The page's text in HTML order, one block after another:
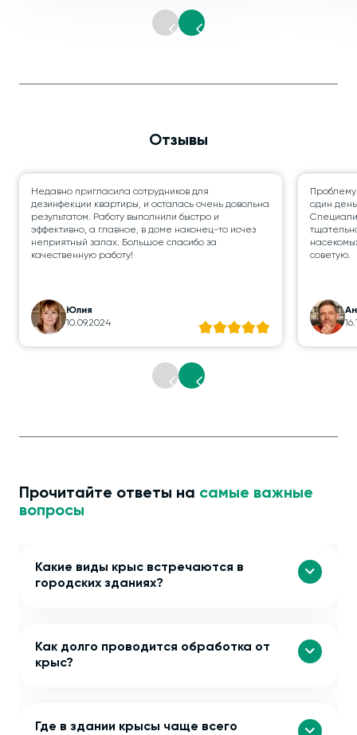
Отзывы
Недавно пригласила сотрудников для
дезинфекции квартиры, и осталась очень довольна
результатом. Работу выполнили быстро и
эффективно, а главное, в доме наконец-то исчез
неприятный запах. Большое спасибо за
качественную работу!
Юлия
10.09.2024
один
советую.
Прочитайте ответы на самые важные
вопросы
Какие виды крыс встречаются в
городских зданиях?
Как долго проводится обработка от
крыс?
Где в здании крысы чаще всего